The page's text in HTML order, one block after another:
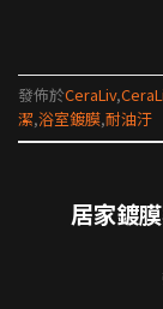
發佈於CeraLiv,
潔,浴室鍍膜,耐油汙
居家鍍